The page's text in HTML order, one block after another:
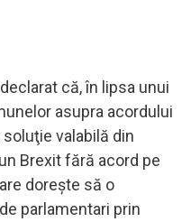
că, în lipsa unui
asupra acordului
soluţie valabilă din
Brexit fără acord pe
doreşte să o
parlamentari prin